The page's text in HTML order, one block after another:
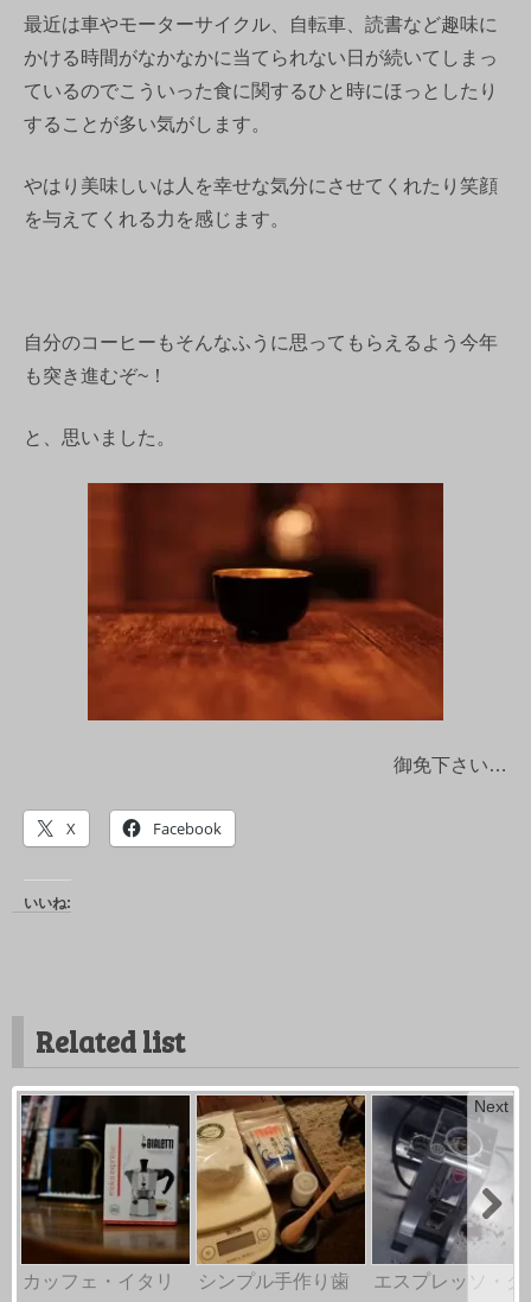
最近は車やモーターサイクル、自転車、読書など趣味に
かける時間がなかなかに当てられない日が続いてしまっ
ているのでこういった食に関するひと時にほっとしたり
することが多い気がします。
やはり美味しいは人を幸せな気分にさせてくれたり笑顔
を与えてくれる力を感じます。
自分のコーヒーもそんなふうに思ってもらえるよう今年
も突き進むぞ~！
と、思いました。
御免下さい…
X Facebook
いいね:
Related list
カッフェ・イタリ
シンプル手作り歯
エスプレッソ・グ
Next